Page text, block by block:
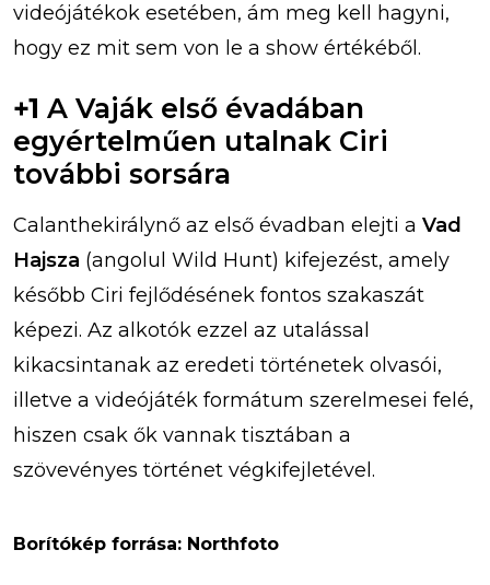
videójátékok esetében, ám meg kell hagyni,
hogy ez mit sem von le a show értékéből.
+1 A Vaják első évadában
egyértelműen utalnak Ciri
további sorsára
Calanthekirálynő az első évadban elejti a Vad
Hajsza (angolul Wild Hunt) kifejezést, amely
később Ciri fejlődésének fontos szakaszát
képezi. Az alkotók ezzel az utalással
kikacsintanak az eredeti történetek olvasói,
illetve a videójáték formátum szerelmesei felé,
hiszen csak ők vannak tisztában a
szövevényes történet végkifejletével.
Borítókép forrása: Northfoto